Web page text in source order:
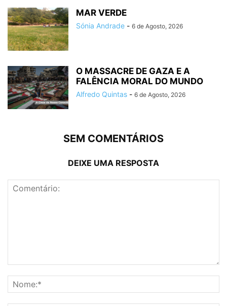
MAR VERDE
Sónia Andrade - 6 de Agosto, 2026
O MASSACRE DE GAZA E A
FALÊNCIA MORAL DO MUNDO
Alfredo Quintas - 6 de Agosto, 2026
SEM COMENTÁRIOS
DEIXE UMA RESPOSTA